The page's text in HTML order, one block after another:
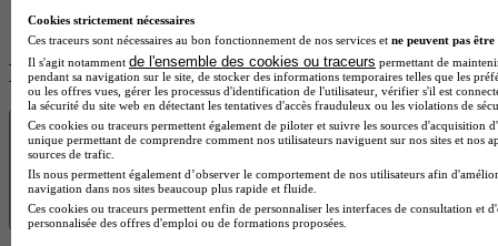
Commencer
Les écoles à la une
Transparence
Cookies strictement nécessaires
Ces traceurs sont nécessaires au bon fonctionnement de nos services et ne peuvent pas être
Il s'agit notamment de l'ensemble des cookies ou traceurs permettant de
pendant sa navigation sur le site, de stocker des informations temporaires telles que les
ou les offres vues, gérer les processus d'identification de l'utilisateur, vérifier s'il est
la sécurité du site web en détectant les tentatives d'accès frauduleux ou les violations de
Ces cookies ou traceurs permettent également de piloter et suivre les sources d'acquisition
unique permettant de comprendre comment nos utilisateurs naviguent sur nos sites et nos
sources de trafic.
Ils nous permettent également d’observer le comportement de nos utilisateurs afin
navigation dans nos sites beaucoup plus rapide et fluide.
Ces cookies ou traceurs permettent enfin de personnaliser les interfaces de consultation et
personnalisée des offres d'emploi ou de formations proposées.